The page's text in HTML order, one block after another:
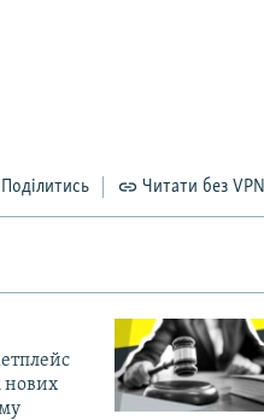
Поділитись Читати без VPN
нових